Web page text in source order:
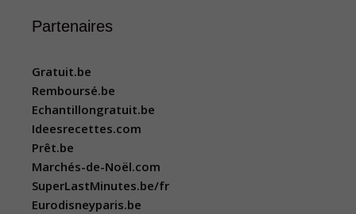
Partenaires
Gratuit.be
Remboursé.be
Echantillongratuit.be
Ideesrecettes.com
Prêt.be
Marchés-de-Noël.com
SuperLastMinutes.be/fr
Eurodisneyparis.be